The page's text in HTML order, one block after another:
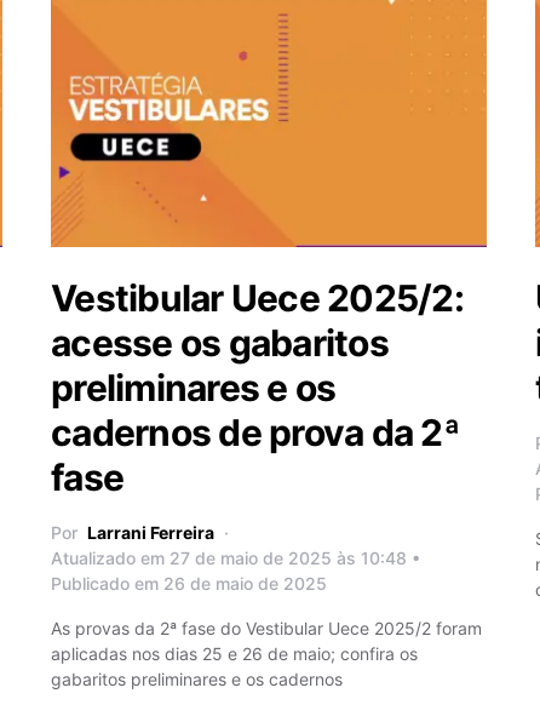
Vestibular Uece 2025/2:
acesse os gabaritos
preliminares e os
cadernos de prova da 2ª
fase
Por Larrani Ferreira
Atualizado em 27 de maio de 2025 às 10:48 •
Publicado em 26 de maio de 2025
As provas da 2ª fase do Vestibular Uece 2025/2 foram
aplicadas nos dias 25 e 26 de maio; confira os
gabaritos preliminares e os cadernos